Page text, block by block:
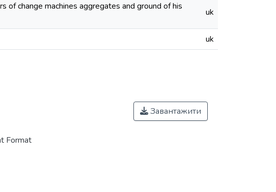
change machines aggregates and ground of his
uk
uk
Format
Завантажити